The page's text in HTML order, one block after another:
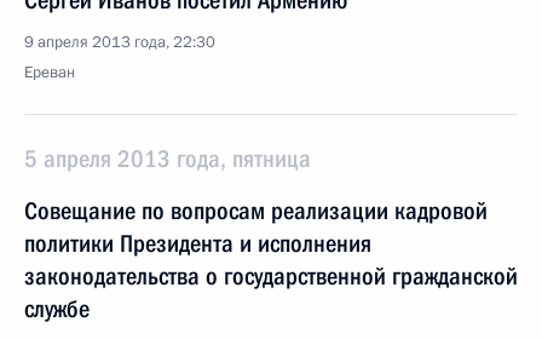
9 апреля 2013 года, 22:30
Ереван
5 апреля 2013 года, пятница
Совещание по вопросам реализации кадровой
политики Президента и исполнения
законодательства о государственной гражданской
службе